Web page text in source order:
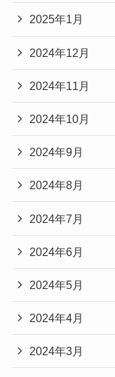
2025年1月
2024年12月
2024年11月
2024年10月
2024年9月
2024年8月
2024年7月
2024年6月
2024年5月
2024年4月
2024年3月